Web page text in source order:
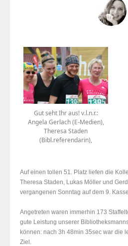
Gut seht Ihr aus! v.l.n.r.:
Angela Gerlach (E-Medien),
Theresa Staden
(Bibl.referendarin),
Auf einen tollen 51. Platz liefen die
Theresa Staden, Lukas Möller und
vergangenen Sonntag auf dem 9.
Angetreten waren immerhin 173
gute Leistung unserer
können: nach 3h 48min 35sec war die
Ziel.